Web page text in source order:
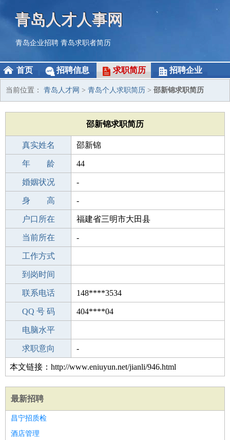
青岛人才人事网
青岛企业招聘 青岛求职者简历
首页 招聘信息 求职简历 招聘企业
当前位置： 青岛人才网 > 青岛个人求职简历 > 邵新锦求职简历
邵新锦求职简历
真实姓名 邵新锦
性 别 男
年 龄 44
出生年月 1982-08-02
婚姻状况 -
学 历 职校/技校
身 高 -
毕业学校 南阳大东装饰设计学校
户口所在 福建省三明市大田县
所学专业 -
当前所在 -
工作经验
工作方式
驾 照
到岗时间
期望月薪
联系电话 148****3534
手机号码 148****3534
QQ 号 码 404****04
微信号码
电脑水平
外语水平
求职意向 -
本文链接：http://www.eniuyun.net/jianli/946.html
最新招聘
昌宁招质检
酒店管理